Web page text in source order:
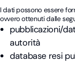
I dati possono essere
ovvero ottenuti dalle
pubblicazioni/
autorità
database resi